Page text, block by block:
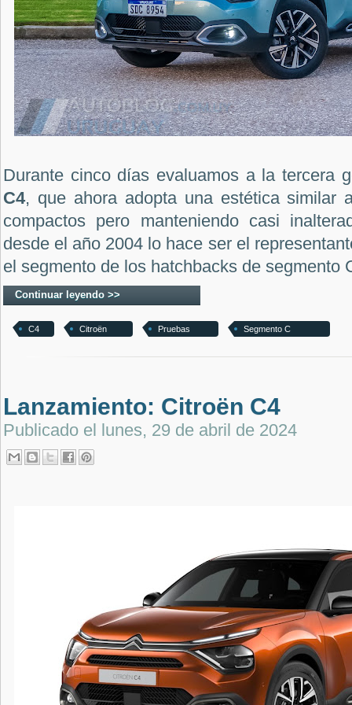
Durante cinco días evaluamos a la tercera
C4, que ahora adopta una estética similar
compactos pero manteniendo casi
desde el año 2004 lo hace ser el
el segmento de los hatchbacks de segmento
Continuar leyendo >>
C4 Citroën Pruebas Segmento C
Lanzamiento: Citroën C4
Publicado el lunes, 29 de abril de 2024